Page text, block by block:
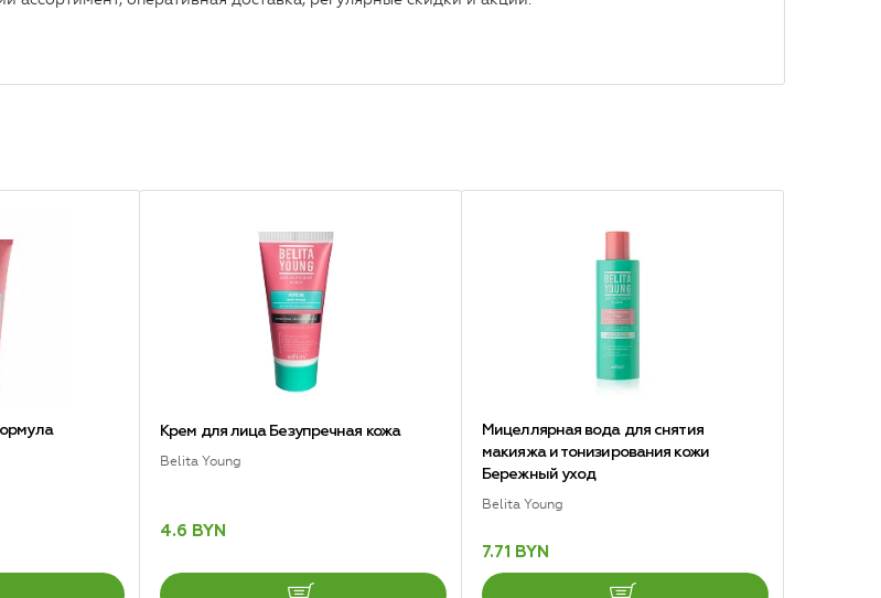
Крем для лица Безупречная кожа
Belita Young
4.6 BYN
Мицеллярная вода для снятия
макияжа и тонизирования кожи
Бережный уход
Belita Young
7.71 BYN